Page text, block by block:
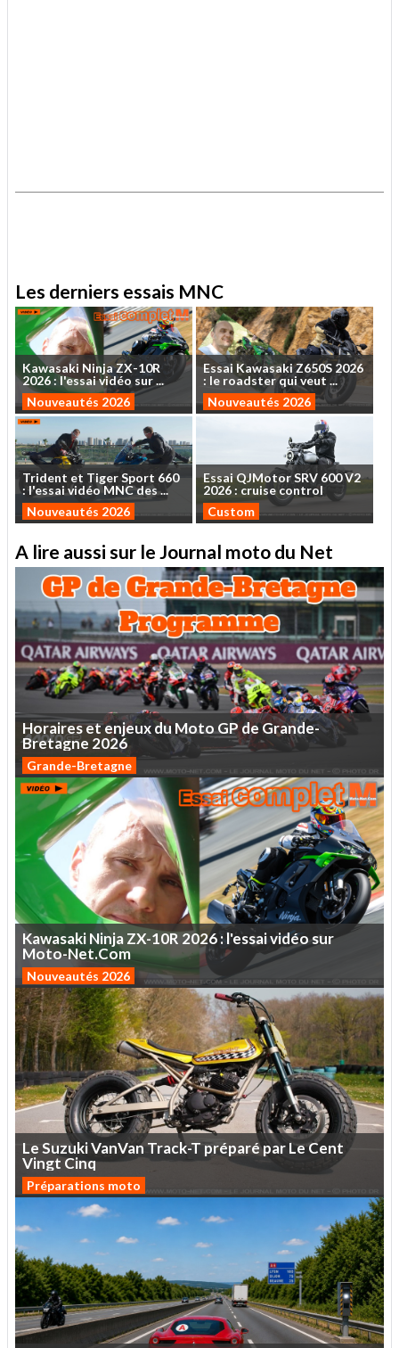
Les derniers essais MNC
Kawasaki NinjaZX-10R
2026: l'essaividéo sur...
Nouveautés 2026
Essai Kawasaki Z650S 2026
: le roadsterquiveut ...
Nouveautés 2026
Trident et TigerSport 660
: l'essaividéo MNCdes...
Nouveautés 2026
EssaiQJMotorSRV 600V2
2026 : cruise control
Custom
A lire aussi sur le Journal moto du Net
HorairesetenjeuxduMotoGPdeGrande-
Bretagne 2026
Grande-Bretagne
KawasakiNinjaZX-10R2026:l'essaividéosur
Moto-Net.Com
Nouveautés 2026
LeSuzukiVanVanTrack-TpréparéparLeCent
Vingt Cinq
Préparations moto